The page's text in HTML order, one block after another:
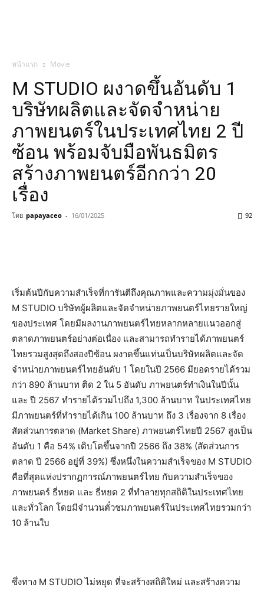
หน้าแรก Movie
M STUDIO ผงาดขึ้นอันดับ 1
บริษัทผลิตและจัดจำหน่าย
ภาพยนตร์ในประเทศไทย 2 ปี
ซ้อน พร้อมจับมือพันธมิตร
สร้างภาพยนตร์อีกกว่า 20
เรื่อง
โดย papayaceo - 16/01/2025 92
เริ่มต้นปีกับความสำเร็จที่การันตีถึงคุณภาพและความมุ่งมั่นของ
M STUDIO บริษัทผู้ผลิตและจัดจำหน่ายภาพยนตร์ไทยรายใหญ่
ของประเทศ โดยมีผลงานภาพยนตร์ไทยหลากหลายแนวออกสู่
ตลาดภาพยนตร์อย่างต่อเนื่อง และสามารถทำรายได้ภาพยนตร์
ไทยรวมสูงสุดถึงสองปีซ้อน ผงาดขึ้นแท่นเป็นบริษัทผลิตและจัด
จำหน่ายภาพยนตร์ไทยอันดับ 1 โดยในปี 2566 มียอดรายได้รวม
กว่า 890 ล้านบาท ติด 2 ใน 5 อันดับ ภาพยนตร์ทำเงินในปีนั้น
และ ปี 2567 ทำรายได้รวมไปถึง 1,300 ล้านบาท ในประเทศไทย
มีภาพยนตร์ที่ทำรายได้เกิน 100 ล้านบาท ถึง 3 เรื่องจาก 8 เรื่อง
สัดส่วนการตลาด (Market Share) ภาพยนตร์ไทยปี 2567 สูงเป็น
อันดับ 1 คือ 54% เติบโตขึ้นจากปี 2566 ถึง 38% (สัดส่วนการ
ตลาด ปี 2566 อยู่ที่ 39%) ซึ่งหนึ่งในความสำเร็จของ M STUDIO
คือที่สุดแห่งปรากฏการณ์ภาพยนตร์ไทย กับความสำเร็จของ
ภาพยนตร์ ธี่หยด และ ธี่หยด 2 ที่ทำลายทุกสถิติในประเทศไทย
และทั่วโลก โดยมีจำนวนตั๋วชมภาพยนตร์ในประเทศไทยรวมกว่า
10 ล้านใบ
ซึ่งทาง M STUDIO ไม่หยุด ที่จะสร้างสถิติใหม่ และสร้างความ